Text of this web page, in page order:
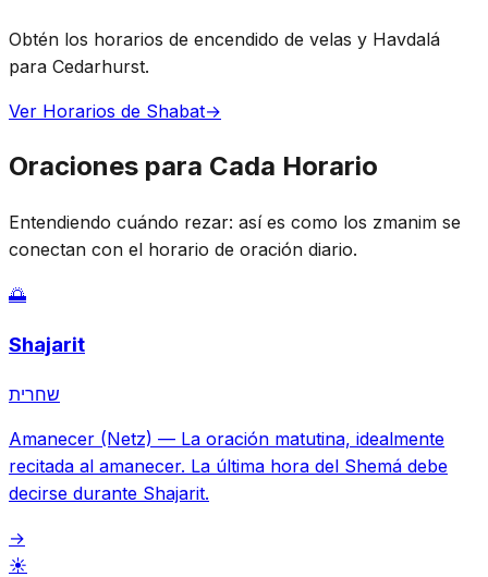
Obtén los horarios de encendido de velas y Havdalá
para Cedarhurst.
Ver Horarios de Shabat→
Oraciones para Cada Horario
Entendiendo cuándo rezar: así es como los zmanim se
conectan con el horario de oración diario.
🌅
Shajarit
שחרית
Amanecer (Netz) — La oración matutina, idealmente
recitada al amanecer. La última hora del Shemá debe
decirse durante Shajarit.
→
☀️